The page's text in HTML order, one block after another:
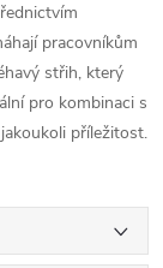
pracovníkům
střih, který
pro kombinaci s
příležitost.